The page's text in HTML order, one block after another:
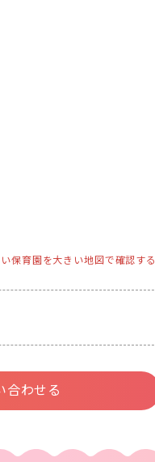
保育園を大きい地図で確認する
合わせる